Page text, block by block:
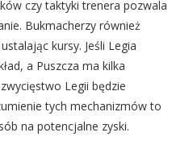
czy taktyki trenera pozwala
Bukmacherzy również
kursy. Jeśli Legia
a Puszcza ma kilka
Legii będzie
tych mechanizmów to
na potencjalne zyski.